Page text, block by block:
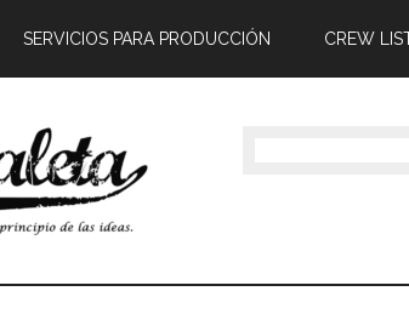
SERVICIOS PARA PRODUCCIÓN CREW